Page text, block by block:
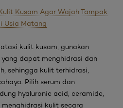
Kusam Agar Wajah Tampak
Usia Matang
kulit kusam, gunakan
yang dapat menghidrasi dan
sehingga kulit terhidrasi,
Pilih serum dan
hyaluronic acid ceramide
kulit secara